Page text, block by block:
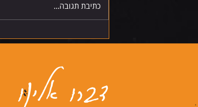
כתיבת תגובה...
דברו אלינו